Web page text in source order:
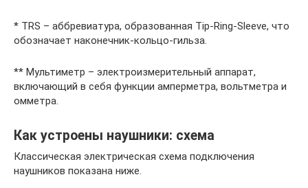
* TRS – аббревиатура, образованная Tip-Ring-Sleeve, что
обозначает наконечник-кольцо-гильза.
** Мультиметр – электроизмерительный аппарат,
включающий в себя функции амперметра, вольтметра и
омметра.
Как устроены наушники: схема
Классическая электрическая схема подключения
наушников показана ниже.